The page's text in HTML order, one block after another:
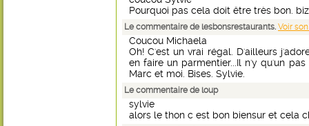
Pourquoi pas cela doit être très bon. biz
Le commentaire de lesbonsrestaurants. Voir
Coucou Michaela
Oh! C'est un vrai régal. D'ailleurs
en faire un parmentier...Il n'y qu'un
Marc et moi. Bises. Sylvie.
Le commentaire de loup
sylvie
alors le thon c est bon biensur et cela